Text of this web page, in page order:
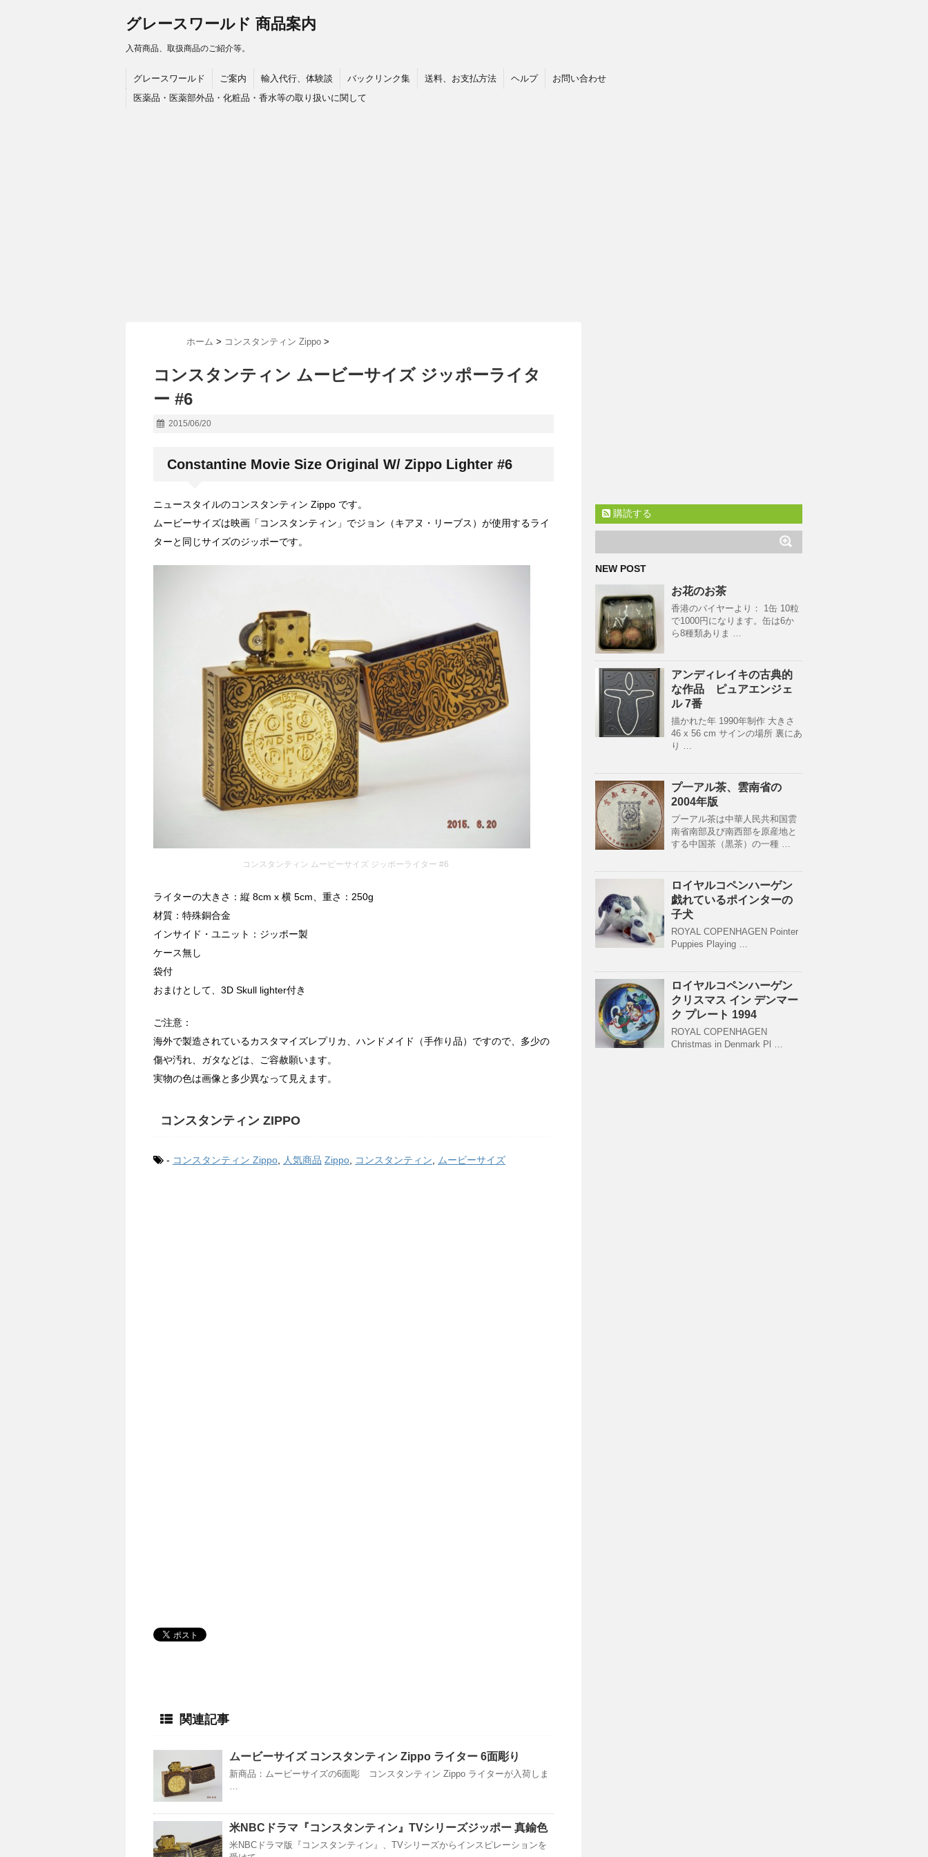
グレースワールド 商品案内
入荷商品、取扱商品のご紹介等。
グレースワールド ご案内 輸入代行、体験談 バックリンク集 送料、お支払方法 ヘルプ
お問い合わせ
医薬品・医薬部外品・化粧品・香水等の取り扱いに関して
ホーム > コンスタンティン Zippo >
コンスタンティン ムービーサイズ ジッポーライタ
ー #6
2015/06/20
Constantine Movie Size Original W/ Zippo Lighter #6
ニュースタイルのコンスタンティン Zippo です。
ムービーサイズは映画「コンスタンティン」でジョン（キアヌ・リーブス）が使用するライ
ターと同じサイズのジッポーです。
コンスタンティン ムービーサイズ ジッポーライター #6
ライターの大きさ：縦 8cm x 横 5cm、重さ：250g
材質：特殊銅合金
インサイド・ユニット：ジッポー製
ケース無し
袋付
おまけとして、3D Skull lighter付き
ご注意：
海外で製造されているカスタマイズレプリカ、ハンドメイド（手作り品）ですので、多少の
傷や汚れ、ガタなどは、ご容赦願います。
実物の色は画像と多少異なって見えます。
コンスタンティン ZIPPO
- コンスタンティン Zippo 人気商品 Zippo コンスタンティン ムービーサイズ
関連記事
ムービーサイズ コンスタンティン Zippo ライター 6面彫り
新商品：ムービーサイズの6面彫 コンスタンティン Zippo ライターが入荷しま
米NBCドラマ『コンスタンティン』TVシリーズジッポー 真鍮色
米NBCドラマ版『コンスタンティン』、TVシリーズからインスピレーションを
購読する
NEW POST
お花のお茶
香港のバイヤーより： 1缶 10粒
で1000円になります。缶は6か
ら8種類ありま …
アンディレイキの古典的
な作品 ピュアエンジェ
ル 7番
描かれた年 1990年制作 大きさ
46 x 56 cm サインの場所 裏にあ
り …
プ一アル茶、雲南省の
2004年版
プーアル茶は中華人民共和国雲
南省南部及び南西部を原産地と
する中国茶（黒茶）の一種 …
ロイヤルコペンハーゲン
戯れているポインターの
子犬
ROYAL COPENHAGEN Pointer
Puppies Playing …
ロイヤルコペンハーゲン
クリスマス イン デンマー
ク プレート 1994
ROYAL COPENHAGEN
Christmas in Denmark Pl …